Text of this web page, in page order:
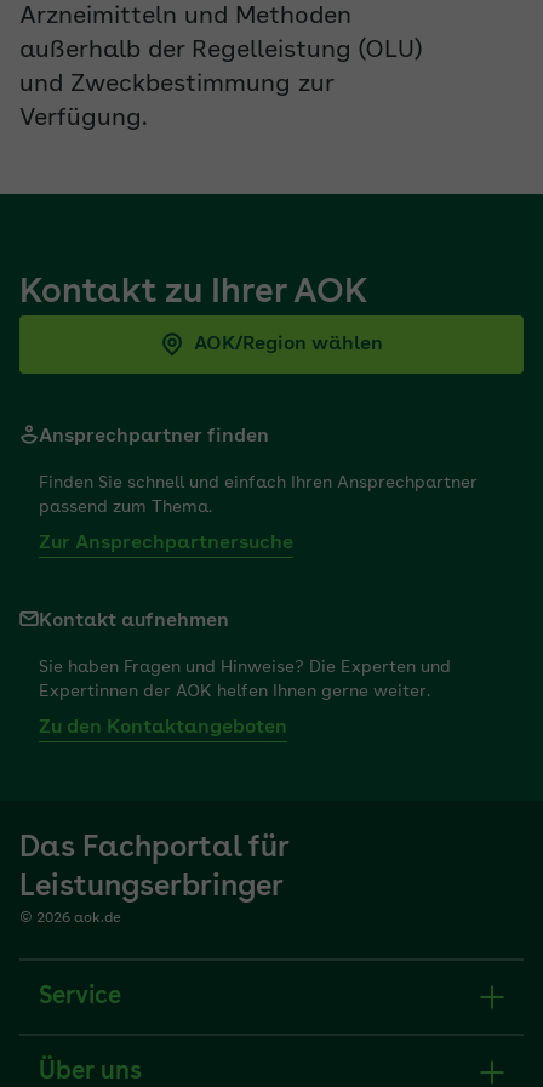
Arzneimitteln und Methoden
außerhalb der Regelleistung (OLU)
und Zweckbestimmung zur
Verfügung.
Kontakt zu Ihrer AOK
AOK/Region wählen
Ansprechpartner finden
Finden Sie schnell und einfach Ihren Ansprechpartner
passend zum Thema.
Zur Ansprechpartnersuche
Kontakt aufnehmen
Sie haben Fragen und Hinweise? Die Experten und
Expertinnen der AOK helfen Ihnen gerne weiter.
Zu den Kontaktangeboten
Das Fachportal für
Leistungserbringer
© 2026 aok.de
Service
Über uns